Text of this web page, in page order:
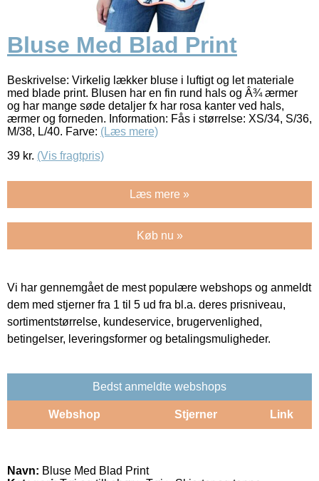
Bluse Med Blad Print
Beskrivelse: Virkelig lækker bluse i luftigt og let materiale
med blade print. Blusen har en fin rund hals og Â¾ ærmer
og har mange søde detaljer fx har rosa kanter ved hals,
ærmer og forneden. Information: Fås i størrelse: XS/34, S/36,
M/38, L/40. Farve: (Læs mere)
39 kr. (Vis fragtpris)
Læs mere »
Køb nu »
Vi har gennemgået de mest populære webshops og anmeldt
dem med stjerner fra 1 til 5 ud fra bl.a. deres prisniveau,
sortimentstørrelse, kundeservice, brugervenlighed,
betingelser, leveringsformer og betalingsmuligheder.
Bedst anmeldte webshops
Webshop Stjerner Link
Navn: Bluse Med Blad Print